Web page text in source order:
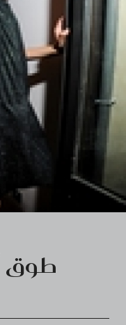
طوق